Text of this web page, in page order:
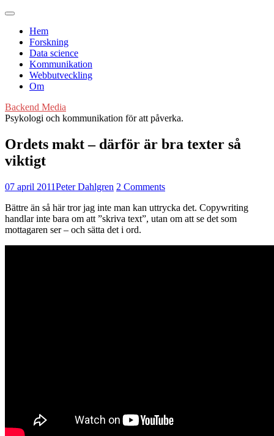
Hem
Forskning
Data science
Kommunikation
Webbutveckling
Om
Backend Media
Psykologi och kommunikation för att påverka.
Ordets makt – därför är bra texter så
viktigt
07 april 2011Peter Dahlgren 2 Comments
Bättre än så här tror jag inte man kan uttrycka det. Copywriting
handlar inte bara om att ”skriva text”, utan om att se det som
mottagaren ser – och sätta det i ord.